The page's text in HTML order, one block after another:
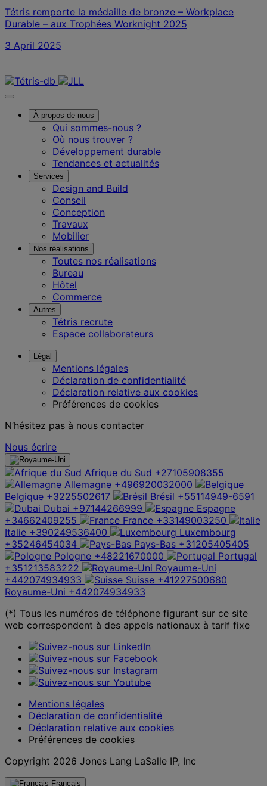
Tétris remporte la médaille de bronze – Workplace
Durable – aux Trophées Worknight 2025
3 April 2025
À propos de nous
Qui sommes-nous ?
Où nous trouver ?
Développement durable
Tendances et actualités
Services
Design and Build
Conseil
Conception
Travaux
Mobilier
Nos réalisations
Toutes nos réalisations
Bureau
Hôtel
Commerce
Autres
Tétris recrute
Espace collaborateurs
Légal
Mentions légales
Déclaration de confidentialité
Déclaration relative aux cookies
Préférences de cookies
N’hésitez pas à nous contacter
Nous écrire
Afrique du Sud +27105908355
Allemagne +496920032000
Belgique +3225502617 Brésil +55114949-6591
Dubai +97144266999
Espagne
+34662409255
France +33149003250
Italie +390249536400
Luxembourg
+35246454034
Pays-Bas +31205405405
Pologne +48221670000
Portugal
+351213583222
Royaume-Uni
+442074934933
Suisse +41227500680
Royaume-Uni +442074934933
(*) Tous les numéros de téléphone figurant sur ce site
web correspondent à des appels nationaux à tarif fixe
Mentions légales
Déclaration de confidentialité
Déclaration relative aux cookies
Préférences de cookies
Copyright 2026 Jones Lang LaSalle IP, Inc
Français